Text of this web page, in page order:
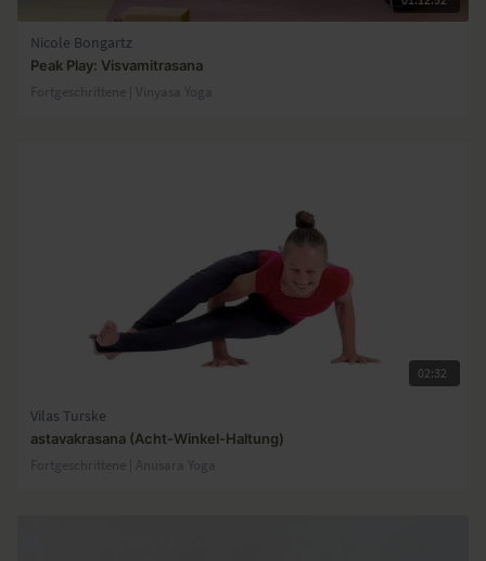
Nicole Bongartz
Peak Play: Visvamitrasana
Fortgeschrittene | Vinyasa Yoga
02:32
Vilas Turske
astavakrasana (Acht-Winkel-Haltung)
Fortgeschrittene | Anusara Yoga